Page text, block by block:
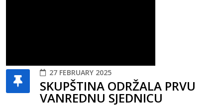
27 FEBRUARY 2025
SKUPŠTINA ODRŽALA PRVU
VANREDNU SJEDNICU